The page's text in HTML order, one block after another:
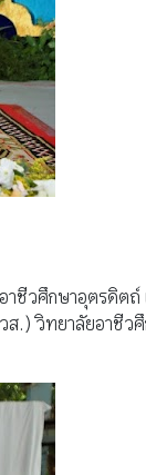
ชีวศึกษาอุตรดิตถ์
.) วิทยาลัยอาชีว